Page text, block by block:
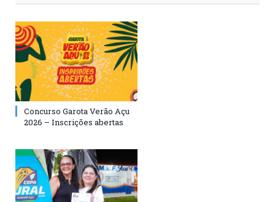
Concurso Garota Verão Açu
2026 – Inscrições abertas